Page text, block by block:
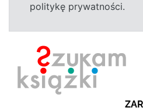
politykę prywatności.